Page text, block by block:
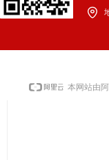
本网站由阿